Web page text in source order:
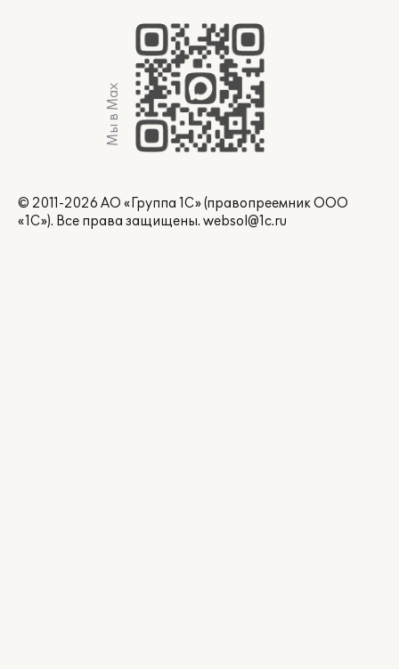
Мы в Max
© 2011-2026 АО «Группа 1С» (правопреемник ООО
«1С»). Все права защищены. websol@1c.ru